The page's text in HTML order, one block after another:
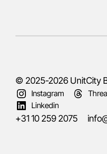
© 2025-2026 UnitCity
Instagram
Linkedin
+31 10 259 2075